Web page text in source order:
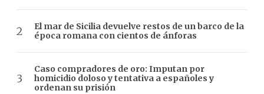
El mar de Sicilia devuelve restos de un barco de la
época romana con cientos de ánforas
Caso compradores de oro: Imputan por
homicidio doloso y tentativa a españoles y
ordenan su prisión